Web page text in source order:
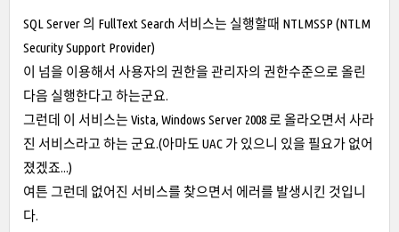
SQL Server 의 FullText Search 서비스는 실행할때 NTLMSSP (NTLM
Security Support Provider)
이 넘을 이용해서 사용자의 권한을 관리자의 권한수준으로 올린
다음 실행한다고 하는군요.
그런데 이 서비스는 Vista, Windows Server 2008 로 올라오면서 사라
진 서비스라고 하는 군요.(아마도 UAC 가 있으니 있을 필요가 없어
졌겠죠...)
여튼 그런데 없어진 서비스를 찾으면서 에러를 발생시킨 것입니
다.